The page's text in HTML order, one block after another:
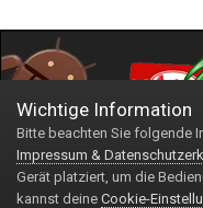
Wichtige Information
Bitte beachten Sie folgende
Impressum &
Gerät platziert, um die
kannst deine Cookie-